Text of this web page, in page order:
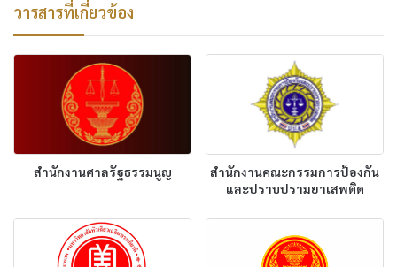
วารสารที่เกี่ยวข้อง
สำนักงานศาลรัฐธรรมนูญ
สำนักงานคณะกรรมการป้องกัน
และปราบปรามยาเสพติด